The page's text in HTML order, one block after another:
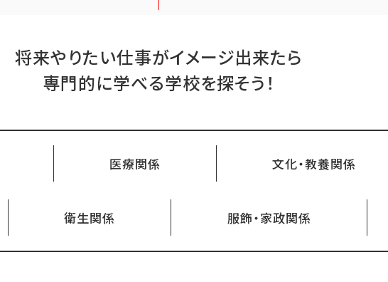
将来やりたい仕事がイメージ出来たら
専門的に学べる学校を探そう！
医療関係 文化・教養関係
衛生関係 服飾・家政関係